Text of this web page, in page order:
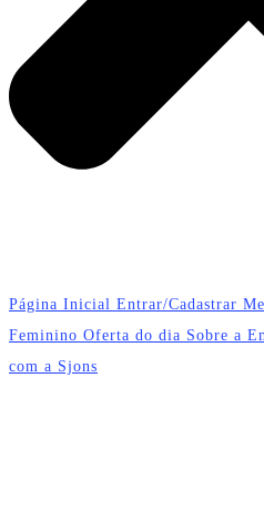
Página Inicial Entrar/Cadastrar
Feminino Oferta do dia Sobre a
com a Sjons